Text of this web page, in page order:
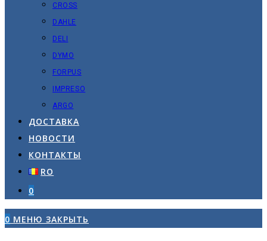
CROSS
DAHLE
DELI
DYMO
FORPUS
IMPRESO
ARGO
ДОСТАВКА
НОВОСТИ
КОНТАКТЫ
RO
0
0 МЕНЮ ЗАКРЫТЬ